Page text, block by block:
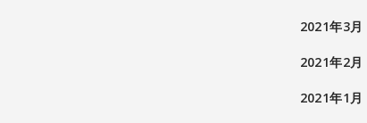
2021年3月
2021年2月
2021年1月